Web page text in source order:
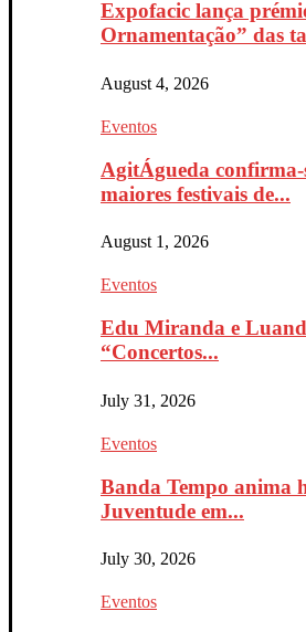
Expofacic lança
Ornamentação” das
August 4, 2026
Eventos
AgitÁgueda confirma-
maiores festivais de...
August 1, 2026
Eventos
Edu Miranda e
“Concertos...
July 31, 2026
Eventos
Banda Tempo anima
Juventude em...
July 30, 2026
Eventos